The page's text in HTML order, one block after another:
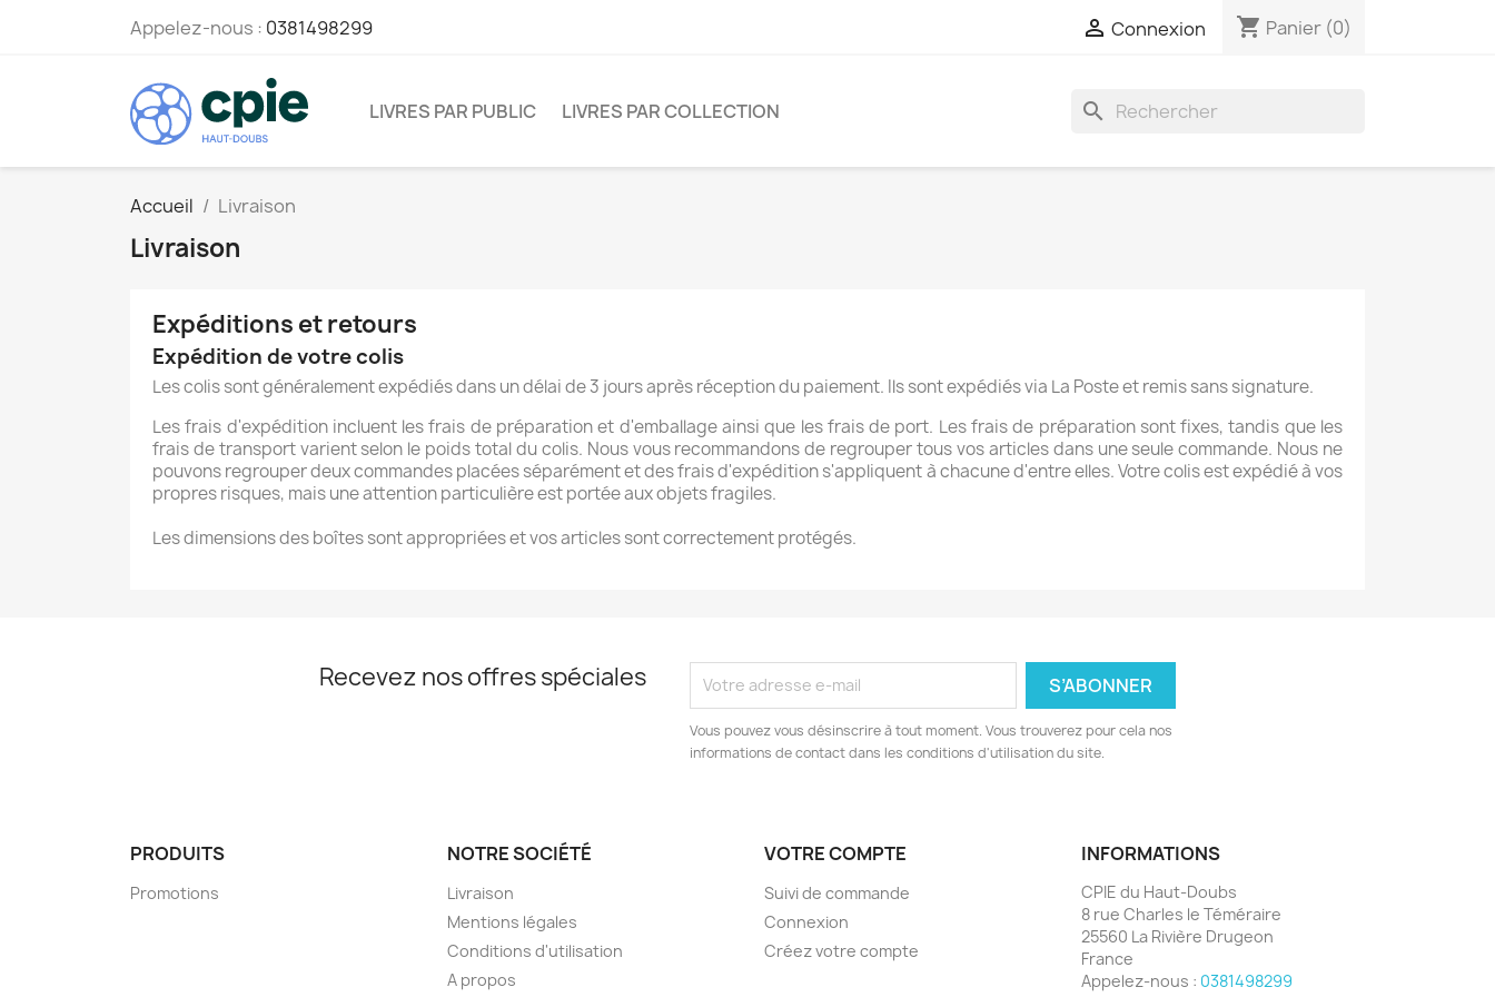
Appelez-nous : 0381498299  Connexion shopping_cart Panier (0)
LIVRES PAR PUBLIC LIVRES PAR COLLECTION search
Accueil Livraison
Livraison
Expéditions et retours
Expédition de votre colis
Les colis sont généralement expédiés dans un délai de 3 jours après réception du paiement. Ils sont expédiés via La Poste et remis sans signature.
Les frais d'expédition incluent les frais de préparation et d'emballage ainsi que les frais de port. Les frais de préparation sont fixes, tandis que les
frais de transport varient selon le poids total du colis. Nous vous recommandons de regrouper tous vos articles dans une seule commande. Nous ne
pouvons regrouper deux commandes placées séparément et des frais d'expédition s'appliquent à chacune d'entre elles. Votre colis est expédié à vos
propres risques, mais une attention particulière est portée aux objets fragiles.
Les dimensions des boîtes sont appropriées et vos articles sont correctement protégés.
Recevez nos offres spéciales
Vous pouvez vous désinscrire à tout moment. Vous trouverez pour cela nos
informations de contact dans les conditions d'utilisation du site.
PRODUITS
Promotions
NOTRE SOCIÉTÉ
Livraison
Mentions légales
Conditions d'utilisation
A propos
VOTRE COMPTE
Suivi de commande
Connexion
Créez votre compte
INFORMATIONS
CPIE du Haut-Doubs
8 rue Charles le Téméraire
25560 La Rivière Drugeon
France
Appelez-nous : 0381498299